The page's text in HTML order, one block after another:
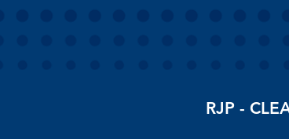
RJP -